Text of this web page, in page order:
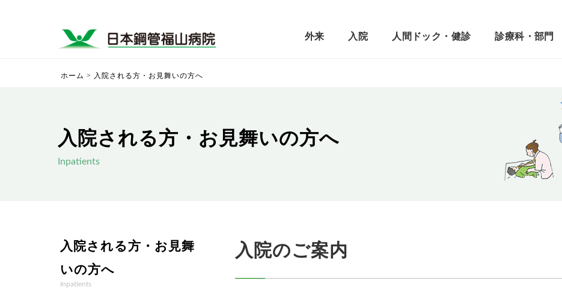
外来 入院 人間ドック・健診 診療科・部門
ホーム > 入院される方・お見舞いの方へ
入院される方・お見舞いの方へ
Inpatients
入院される方・お見舞
いの方へ
Inpatients
入院のご案内